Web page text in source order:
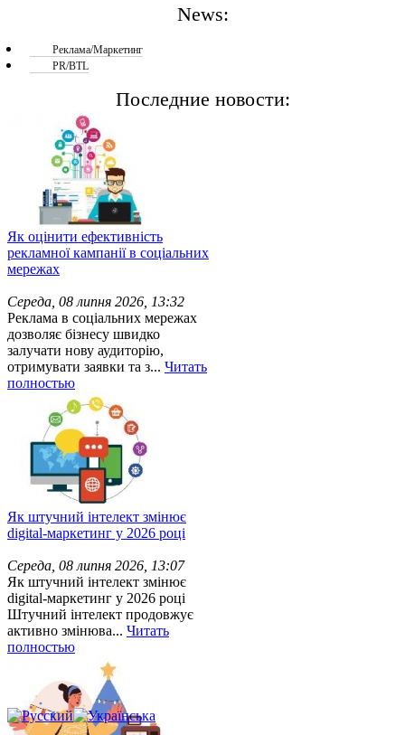
News:
Реклама/Маркетинг
PR/BTL
Последние новости:
Як оцінити ефективність
рекламної кампанії в соціальних
мережах
Середа, 08 липня 2026, 13:32
Реклама в соціальних мережах
дозволяє бізнесу швидко
залучати нову аудиторію,
отримувати заявки та з... Читать
полностью
Як штучний інтелект змінює
digital-маркетинг у 2026 році
Середа, 08 липня 2026, 13:07
Як штучний інтелект змінює
digital-маркетинг у 2026 році
Штучний інтелект продовжує
активно змінюва... Читать
полностью